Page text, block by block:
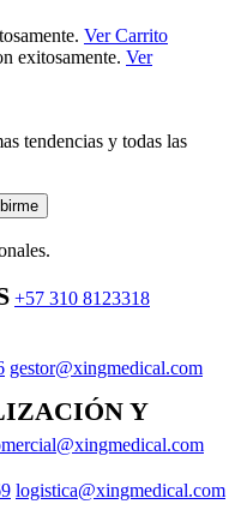
Ver Carrito
exitosamente. Ver
tendencias y todas las
+57 310 8123318
gestor@xingmedical.com
Y
logistica@xingmedical.com